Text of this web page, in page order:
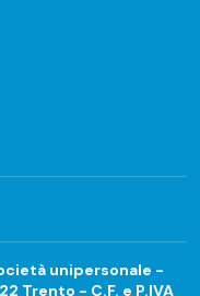
unipersonale -
Trento - C.F. e P.IVA